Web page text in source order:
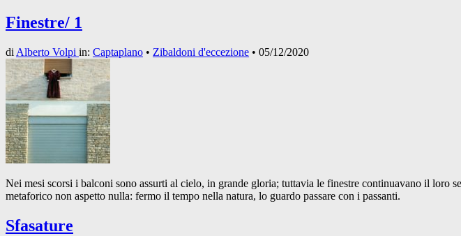
Finestre/ 1
di Alberto Volpi in: Captaplano • Zibaldoni d'eccezione • 05/12/2020
Nei mesi scorsi i balconi sono assurti al cielo, in grande gloria; tuttavia le finestre continuavano il loro
metaforico non aspetto nulla: fermo il tempo nella natura, lo guardo passare con i passanti.
Sfasature